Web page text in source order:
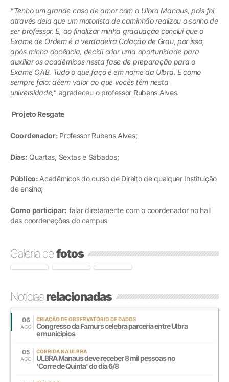
"Tenho um grande caso de amor com a Ulbra Manaus, pois foi
através dela que um motorista de caminhão realizou o sonho de
ser professor. E, ao finalizar minha graduação conclui que o
Exame de Ordem é a verdadeira Colação de Grau, por isso,
após minha docência, decidi criar uma oportunidade para
auxiliar os acadêmicos nesta fase de preparação para o
Exame OAB. Tudo o que faço é em nome da Ulbra. E como
sempre falo: dêem valor ao que vocês têm nesta
universidade," agradeceu o professor Rubens Alves.
Projeto Resgate
Coordenador: Professor Rubens Alves;
Dias: Quartas, Sextas e Sábados;
Público: Acadêmicos do curso de Direito de qualquer Instituição
de ensino;
Como participar: falar diretamente com o coordenador no hall
das coordenações do campus
Galeria defotos
Notíciasrelacionadas
06
AGO
CRIAÇÃO DE OBSERVATÓRIO DE DADOS
Congresso da Famurs celebra parceria entre Ulbra
e municípios
05
AGO
CORRIDA NA ULBRA
ULBRA Manaus deve receber 8 mil pessoas no
'Corre de Quinta' do dia 6/8